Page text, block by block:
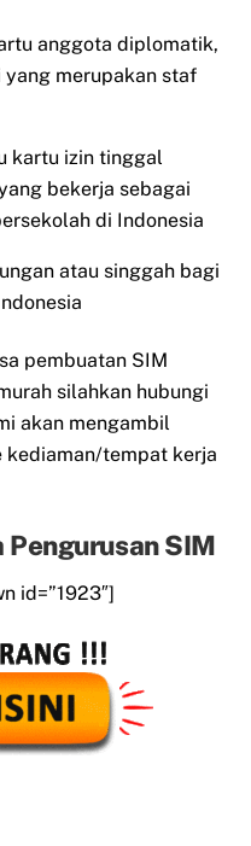
anggota diplomatik,
merupakan staf
kartu izin tinggal
bekerja sebagai
di Indonesia
atau singgah bagi
pembuatan SIM
silahkan hubungi
akan mengambil
kediaman/tempat kerja
Pengurusan SIM
id=”1923″]